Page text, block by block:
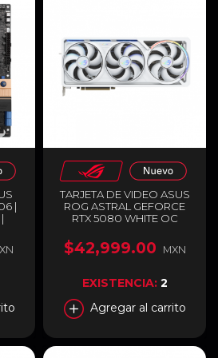
|
X
7 |
TARJETA DE VIDEO ASUS
ROG ASTRAL GEFORCE
RTX 5080 WHITE OC
PCI EXPRESS 5.0 | 256 BITS
| 2 X HDMI / 3 X
BLANCO | ROG-ASTRAL-
RTX5080-O16G-WHITE
$42,999.00 MXN
EXISTENCIA: 2
Agregar al carrito